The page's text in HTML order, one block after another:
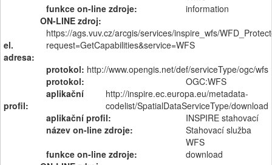
funkce on-line zdroje:
information
ON-LINE zdroj:
el.
adresa:
https://ags.vuv.cz/arcgis/services/inspire_wfs/
request=GetCapabilities&service=WFS
protokol: http://www.opengis.net/def/serviceType/ogc/wfs
protokol:
OGC:WFS
aplikační
profil:
http://inspire.ec.europa.eu/metadata-
codelist/SpatialDataServiceType/download
aplikační profil:
INSPIRE stahovací
název on-line zdroje:
Stahovací služba
WFS
funkce on-line zdroje:
download